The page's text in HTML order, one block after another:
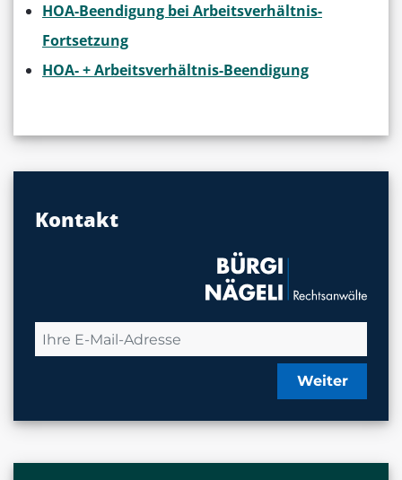
HOA-Beendigung bei Arbeitsverhältnis-
Fortsetzung
HOA- + Arbeitsverhältnis-Beendigung
Kontakt
Weiter